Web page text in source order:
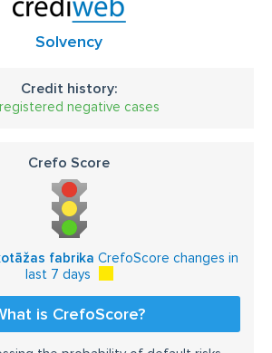
Solvency
Credit history:
negative cases
Crefo Score
fabrika CrefoScore changes in
last 7 days
is CrefoScore?